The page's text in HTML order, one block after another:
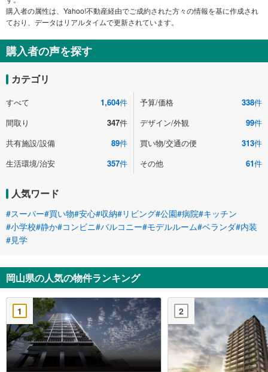
購入者の属性は、Yahoo!不動産経由でご成約された方々の情報を基に作成され
ており、データはリアルタイムで更新されています。
購入者の声を探す
カテゴリ
すべて 1,604件 予算/価格 338件
間取り
347件 デザイン/外観 99件
共有施設/設備
89件 買い物/交通の便 313件
生活環境/治安
357件 その他 61件
人気ワード
#スーパー#買い物#安心#収納#リビング#公園#病院#キッチン
#小学校#静か#コンビニ#バルコニー#モデルルーム#ベランダ#内装
#見学
岡山県の人気の物件ランキング
1 2